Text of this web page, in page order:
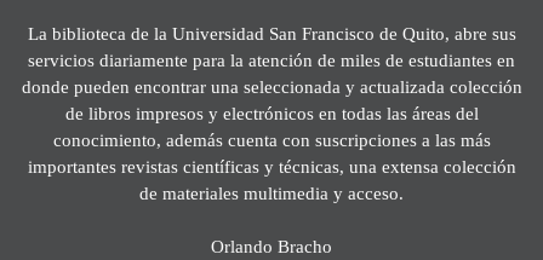
La biblioteca de la Universidad San Francisco de Quito, abre sus
servicios diariamente para la atención de miles de estudiantes en
donde pueden encontrar una seleccionada y actualizada colección
de libros impresos y electrónicos en todas las áreas del
conocimiento, además cuenta con suscripciones a las más
importantes revistas científicas y técnicas, una extensa colección
de materiales multimedia y acceso.
Orlando Bracho